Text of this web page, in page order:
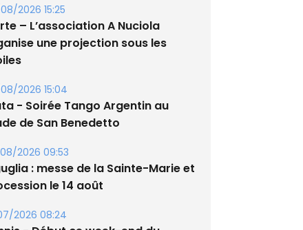
le 11 août
2026 15:25
– L’association A Nuciola
2026 15:04
de San Benedetto
2026 09:53
le 14 août